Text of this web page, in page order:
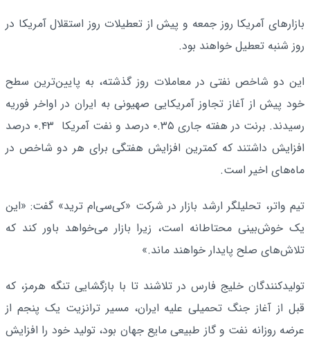
بازارهای آمریکا روز جمعه و پیش از تعطیلات روز استقلال آمریکا در
روز شنبه تعطیل خواهند بود.
این دو شاخص نفتی در معاملات روز گذشته، به پایین‌ترین سطح
خود پیش از آغاز تجاوز آمریکایی صهیونی به ایران در اواخر فوریه
رسیدند. برنت در هفته جاری ۰.۳۵ درصد و نفت آمریکا ۰.۴۳ درصد
افزایش داشتند که کمترین افزایش هفتگی برای هر دو شاخص در
ماه‌های اخیر است.
تیم واتر، تحلیلگر ارشد بازار در شرکت «کی‌سی‌ام ترید» گفت: «این
یک خوش‌بینی محتاطانه است، زیرا بازار می‌خواهد باور کند که
تلاش‌های صلح پایدار خواهند ماند.»
تولیدکنندگان خلیج فارس در تلاشند تا با بازگشایی تنگه هرمز، که
قبل از آغاز جنگ تحمیلی علیه ایران، مسیر ترانزیت یک پنجم از
عرضه روزانه نفت و گاز طبیعی مایع جهان بود، تولید خود را افزایش